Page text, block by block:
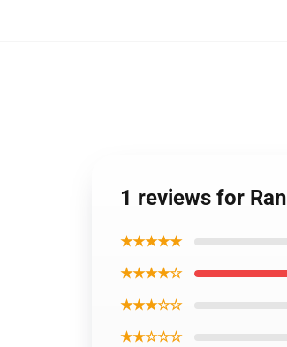
1 reviews for
★★★★★
★★★★☆
★★★☆☆
★★☆☆☆